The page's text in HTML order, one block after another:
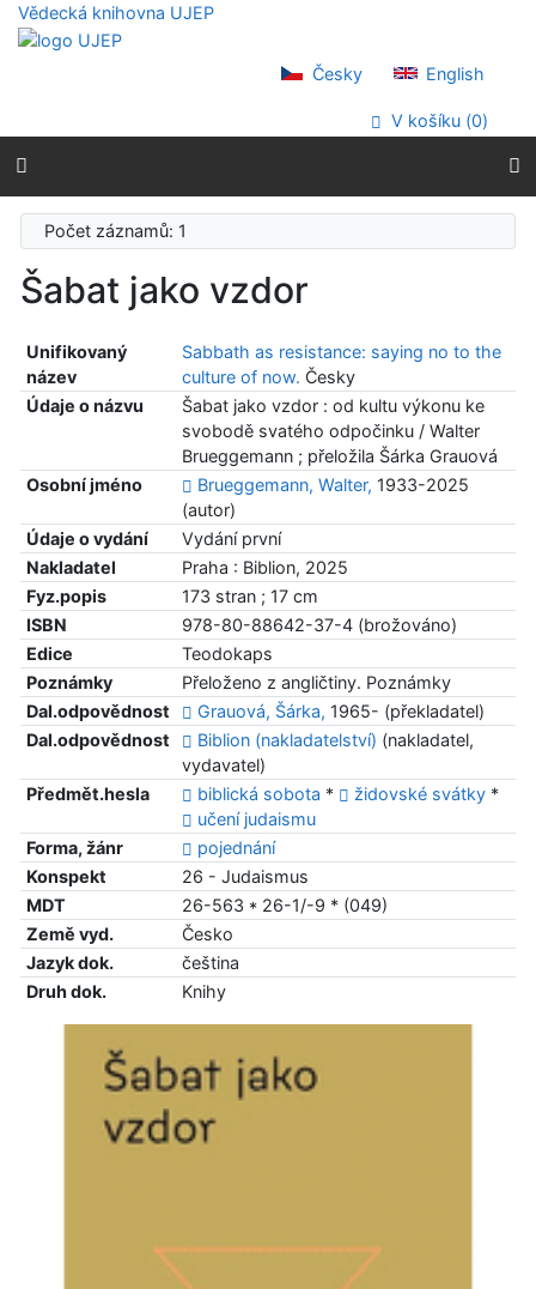
Přejít na obsah
Přejít na menu
Prohlášení o webové přístupnosti
Vědecká knihovna UJEP
Česky English
V košíku (0)
Počet záznamů: 1
Šabat jako vzdor
Unifikovaný
název
Sabbath as resistance: saying no to the
culture of now. Česky
Údaje o názvu
Šabat jako vzdor : od kultu výkonu ke
svobodě svatého odpočinku / Walter
Brueggemann ; přeložila Šárka Grauová
Osobní jméno
Brueggemann, Walter, 1933-2025
(autor)
Údaje o vydání
Vydání první
Nakladatel
Praha : Biblion, 2025
Fyz.popis
173 stran ; 17 cm
ISBN
978-80-88642-37-4 (brožováno)
Edice
Teodokaps
Poznámky
Přeloženo z angličtiny. Poznámky
Dal.odpovědnost
Grauová, Šárka, 1965- (překladatel)
Dal.odpovědnost
Biblion (nakladatelství) (nakladatel,
vydavatel)
Předmět.hesla
biblická sobota * židovské svátky *
učení judaismu
Forma, žánr
pojednání
Konspekt
26 - Judaismus
MDT
26-563 * 26-1/-9 * (049)
Země vyd.
Česko
Jazyk dok.
čeština
Druh dok.
Knihy